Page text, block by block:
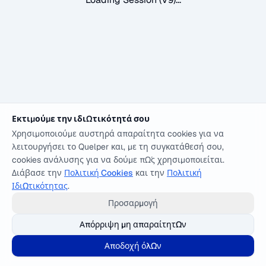
Εκτιμούμε την ιδιωτικότητά σου
Χρησιμοποιούμε αυστηρά απαραίτητα cookies για να
λειτουργήσει το Quelper και, με τη συγκατάθεσή σου,
cookies ανάλυσης για να δούμε πώς χρησιμοποιείται.
Διάβασε την Πολιτική Cookies και την Πολιτική
Ιδιωτικότητας.
Προσαρμογή
Απόρριψη μη απαραίτητων
Αποδοχή όλων